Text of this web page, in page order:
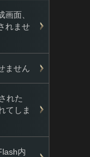
面、
れませ
ません
れた
てしま
内